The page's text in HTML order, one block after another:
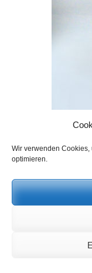
Wir verwenden
optimieren.